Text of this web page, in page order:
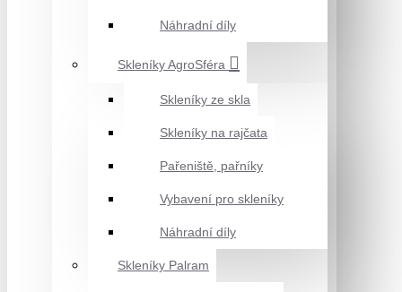
Náhradní díly
Skleníky AgroSféra
Skleníky ze skla
Skleníky na rajčata
Pařeniště, pařníky
Vybavení pro skleníky
Náhradní díly
Skleníky Palram